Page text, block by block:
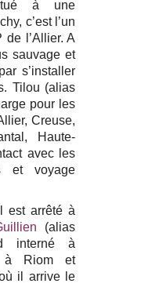
à une
c’est l’un
de l’Allier. A
sauvage et
s’installer
Tilou (alias
pour les
Creuse,
Haute-
avec les
et voyage
est arrêté à
(alias
interné à
à Riom et
il arrive le